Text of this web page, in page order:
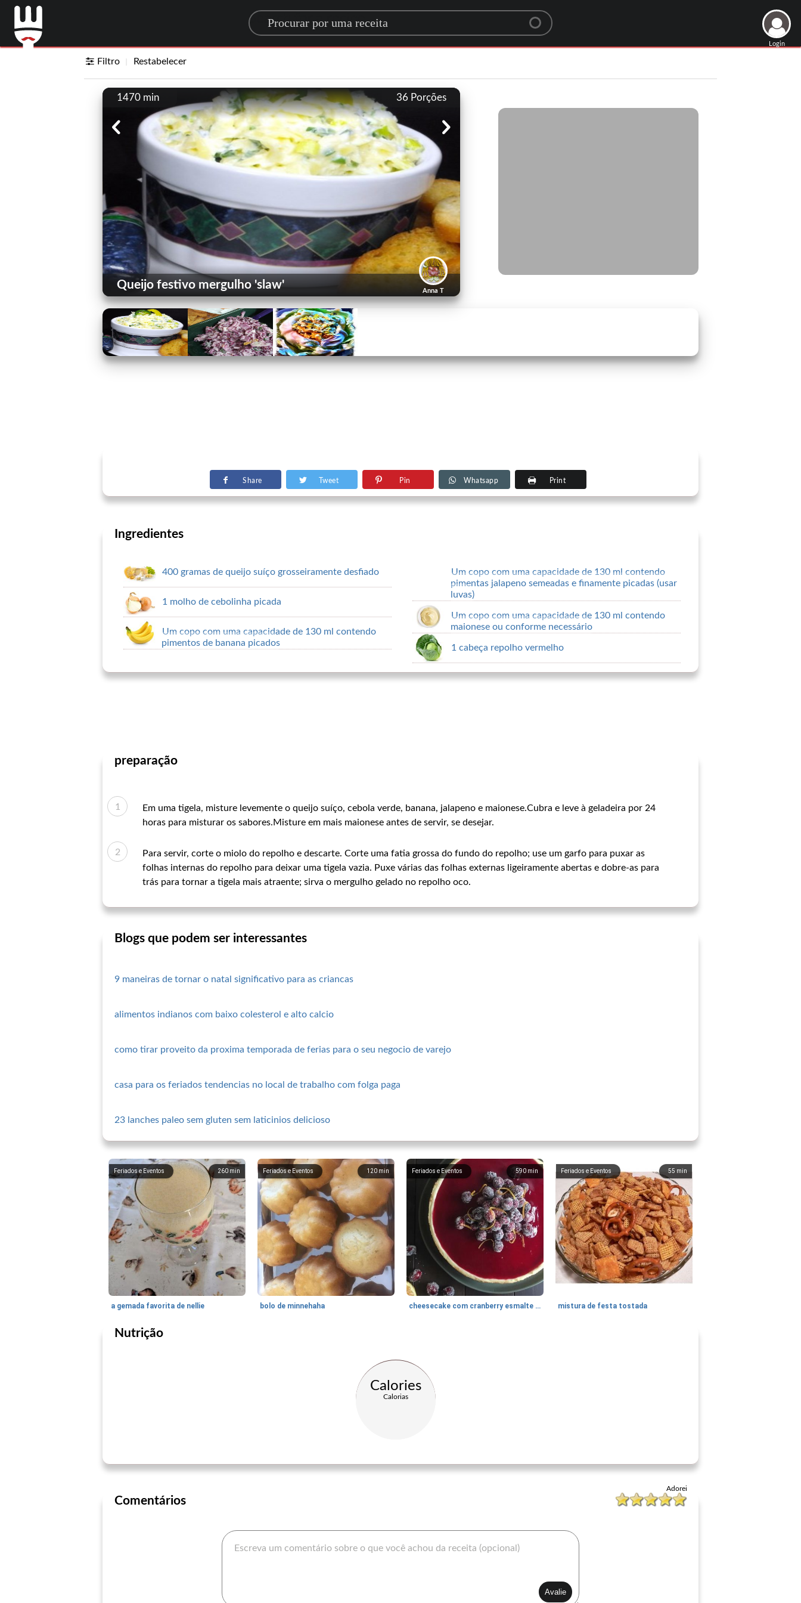
Search for a recipe
Login
Filtro Restabelecer
36 Porções
1470 min
Anna T
Queijo festivo mergulho 'slaw'
Share Tweet Pin Whatsapp Print
Ingredientes
400 gramas de queijo suíço grosseiramente desfiado
1 molho de cebolinha picada
Um copo com uma capacidade de 130 ml contendo
pimentos de banana picados
Um copo com uma capacidade de 130 ml contendo
pimentas jalapeno semeadas e finamente picadas (usar
luvas)
Um copo com uma capacidade de 130 ml contendo
maionese ou conforme necessário
1 cabeça repolho vermelho
preparação
Em uma tigela, misture levemente o queijo suíço, cebola verde, banana, jalapeno e maionese.Cubra e leve à geladeira por 24
horas para misturar os sabores.Misture em mais maionese antes de servir, se desejar.
Para servir, corte o miolo do repolho e descarte. Corte uma fatia grossa do fundo do repolho; use um garfo para puxar as
folhas internas do repolho para deixar uma tigela vazia. Puxe várias das folhas externas ligeiramente abertas e dobre-as para
trás para tornar a tigela mais atraente; sirva o mergulho gelado no repolho oco.
Blogs que podem ser interessantes
9 maneiras de tornar o natal significativo para as criancas
alimentos indianos com baixo colesterol e alto calcio
como tirar proveito da proxima temporada de ferias para o seu negocio de varejo
casa para os feriados tendencias no local de trabalho com folga paga
23 lanches paleo sem gluten sem laticinios delicioso
260 min
Feriados e Eventos
a gemada favorita de nellie
120 min
Feriados e Eventos
bolo de minnehaha
590 min
Feriados e Eventos
cheesecake com cranberry esmalte e airelas açucaradas
55 min
Feriados e Eventos
mistura de festa tostada
Nutrição
Calories
Calorias
Adorei
Comentários